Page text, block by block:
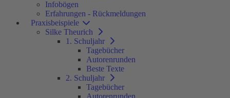
Infobögen
Erfahrungen - Rückmeldungen
Praxisbeispiele
Silke Theurich
1. Schuljahr
Tagebücher
Autorenrunden
Beste Texte
2. Schuljahr
Tagebücher
Autorenrunden